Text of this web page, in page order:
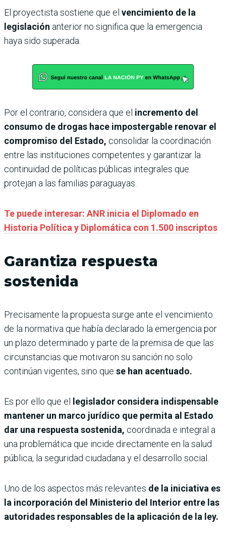
El proyectista sostiene que el vencimiento de la
legislación anterior no significa que la emergencia
haya sido superada.
Por el contrario, considera que el incremento del
consumo de drogas hace impostergable renovar el
compromiso del Estado, consolidar la coordinación
entre las instituciones competentes y garantizar la
continuidad de políticas públicas integrales que
protejan a las familias paraguayas.
Te puede interesar: ANR inicia el Diplomado en
Historia Política y Diplomática con 1.500 inscriptos
Garantiza respuesta
sostenida
Precisamente la propuesta surge ante el vencimiento
de la normativa que había declarado la emergencia por
un plazo determinado y parte de la premisa de que las
circunstancias que motivaron su sanción no solo
continúan vigentes, sino que se han acentuado.
Es por ello que el legislador considera indispensable
mantener un marco jurídico que permita al Estado
dar una respuesta sostenida, coordinada e integral a
una problemática que incide directamente en la salud
pública, la seguridad ciudadana y el desarrollo social.
Uno de los aspectos más relevantes de la iniciativa es
la incorporación del Ministerio del Interior entre las
autoridades responsables de la aplicación de la ley.